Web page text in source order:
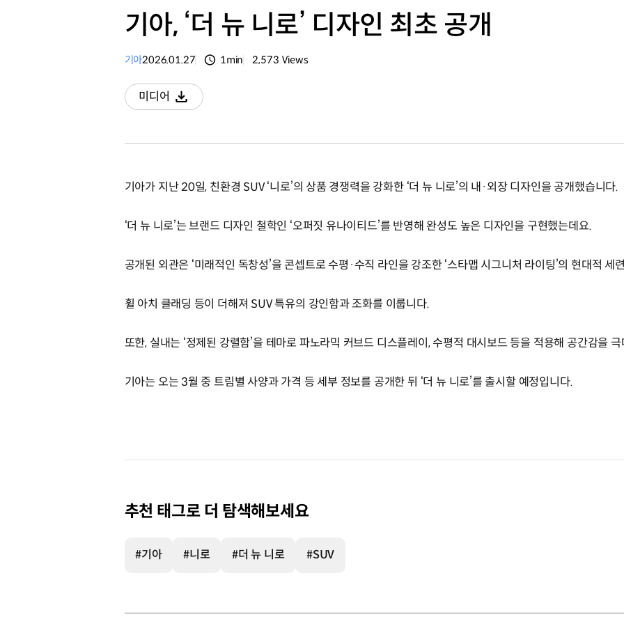
기아, ‘더 뉴 니로’ 디자인 최초 공개
기아2026.01.27 1min 2,573 Views
미디어
다운로드
기아가 지난 20일, 친환경 SUV ‘니로’의 상품 경쟁력을 강화한 ‘더 뉴 니로’의 내·외장 디자인을 공개했습니다.
‘더 뉴 니로’는 브랜드 디자인 철학인 ‘오퍼짓 유나이티드’를 반영해 완성도 높은 디자인을 구현했는데요.
공개된 외관은 ‘미래적인 독창성’을 콘셉트로 수평·수직 라인을 강조한 ‘스타맵 시그니처 라이팅’의 현대적 세
휠 아치 클래딩 등이 더해져 SUV 특유의 강인함과 조화를 이룹니다.
또한, 실내는 ‘정제된 강렬함’을 테마로 파노라믹 커브드 디스플레이, 수평적 대시보드 등을 적용해 공간감을
기아는 오는 3월 중 트림별 사양과 가격 등 세부 정보를 공개한 뒤 ‘더 뉴 니로’를 출시할 예정입니다.
추천 태그로 더 탐색해보세요
#기아 #니로 #더 뉴 니로 #SUV